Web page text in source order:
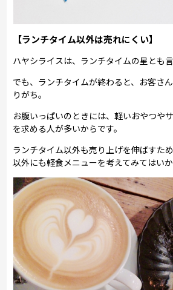
【ランチタイム以外は売れにくい】
ハヤシライスは、ランチタイムの星とも言
でも、ランチタイムが終わると、お客さ
りがち。
お腹いっぱいのときには、軽いおやつや
を求める人が多いからです。
ランチタイム以外も売り上げを伸ばすた
以外にも軽食メニューを考えてみてはいか